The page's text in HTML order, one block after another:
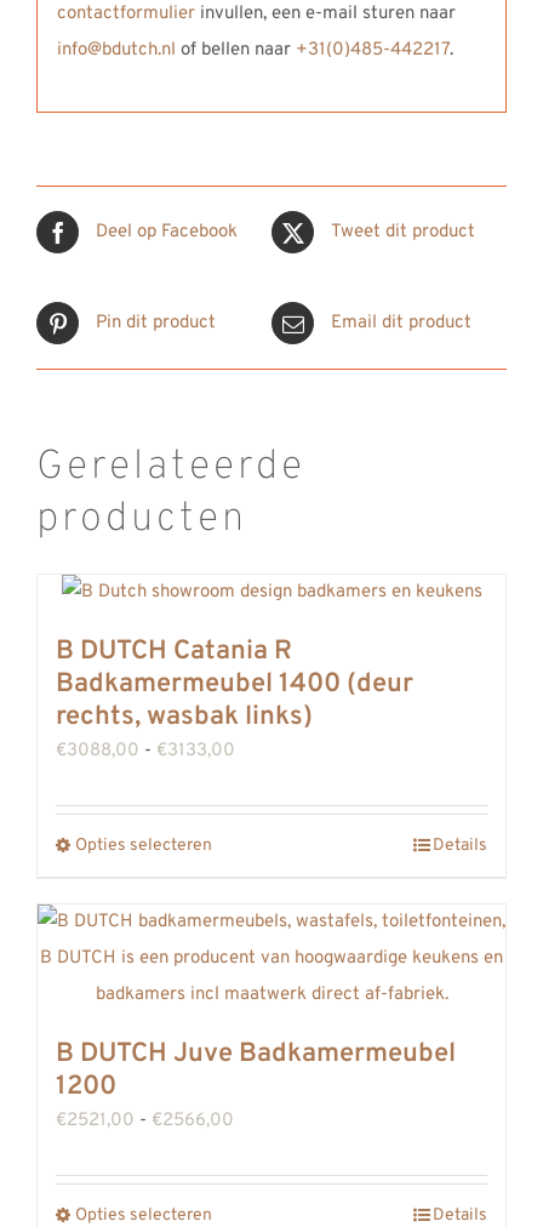
contactformulierinvullen, een e-mail sturen naar
info@bdutch.nl of bellen naar +31(0)485-442217.
Deel op Facebook Tweet dit product
Pin dit product Email dit product
Gerelateerde
producten
B DUTCH Catania R
Badkamermeubel 1400 (deur
rechts, wasbak links)
€3088,00 - €3133,00
tot
Opties selecteren
heeft
meerdere
variaties.
optie
worden
Details
B DUTCH Juve Badkamermeubel
1200
€2521,00 - €2566,00
tot
Opties selecteren Details